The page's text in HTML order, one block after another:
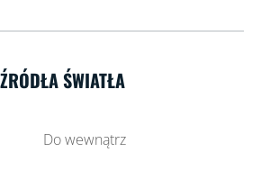
ŚWIATŁA
Do wewnątrz